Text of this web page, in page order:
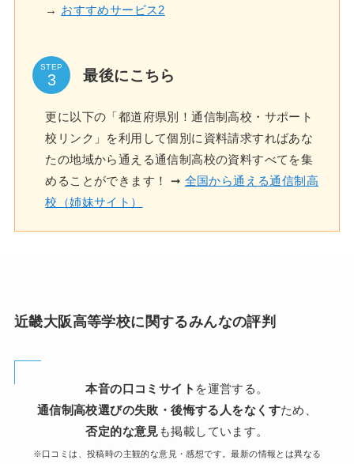
→ おすすめサービス2
STEP
最後にこちら
更に以下の「都道府県別！通信制高校・サポート
校リンク」を利用して個別に資料請求すればあな
たの地域から通える通信制高校の資料すべてを集
めることができます！ ➞ 全国から通える通信制高
校（姉妹サイト）
近畿大阪高等学校に関するみんなの評判
本音の口コミサイト を運営する。
通信制高校選びの失敗・後悔する人をなくすため、
否定的な意見 も掲載しています。
※口コミは、投稿時の主観的な意見・感想です。最新の情報とは異なる